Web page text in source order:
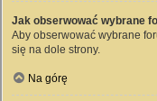
Jak obserwować wybrane
Aby obserwować wybrane
się na dole strony.
Na górę